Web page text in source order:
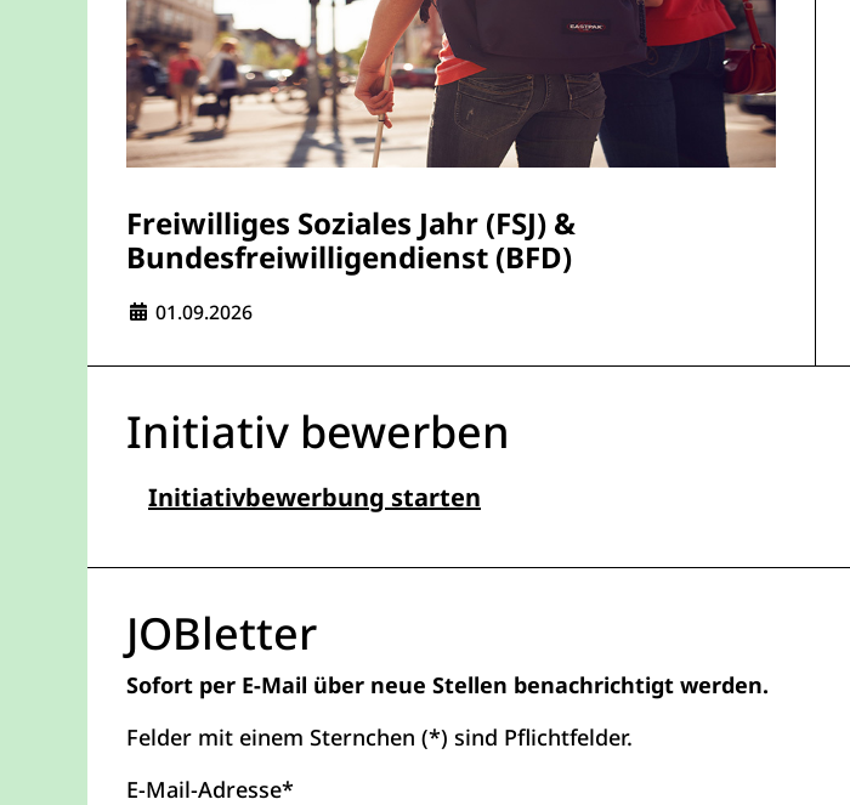
Freiwilliges Soziales Jahr (FSJ) &
Bundesfreiwilligendienst (BFD)
Eintrittsdatum:
01.09.2026
Initiativ bewerben
Initiativbewerbung starten
JOBletter
Sofort per E-Mail über neue Stellen benachrichtigt werden.
Felder mit einem Sternchen (*) sind Pflichtfelder.
E-Mail-Adresse*